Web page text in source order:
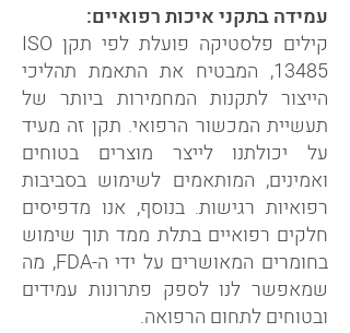
עמידה בתקני איכות רפואיים:
קילים פלסטיקה פועלת לפי תקן ISO
13485, המבטיח את התאמת תהליכי
הייצור לתקנות המחמירות ביותר של
תעשיית המכשור הרפואי. תקן זה מעיד
על יכולתנו לייצר מוצרים בטוחים
ואמינים, המותאמים לשימוש בסביבות
רפואיות רגישות. בנוסף, אנו מדפיסים
חלקים רפואיים בתלת ממד תוך שימוש
בחומרים המאושרים על ידי ה-FDA, מה
שמאפשר לנו לספק פתרונות עמידים
ובטוחים לתחום הרפואה.